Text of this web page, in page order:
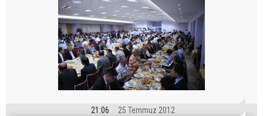
21:06 25 Temmuz 2012